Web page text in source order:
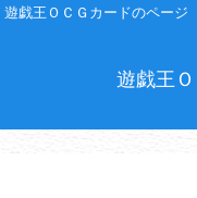
遊戯王ＯＣＧカードのページ
遊戯王